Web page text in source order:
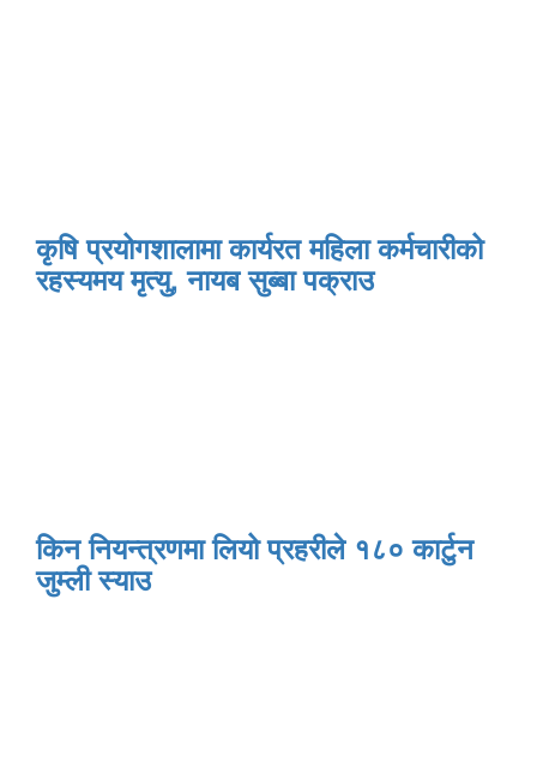
कृषि प्रयोगशालामा कार्यरत महिला कर्मचारीको
रहस्यमय मृत्यु, नायब सुब्बा पक्राउ
किन नियन्त्रणमा लियो प्रहरीले १८० कार्टुन
जुम्ली स्याउ